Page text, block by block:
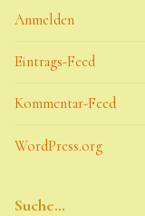
Anmelden
Eintrags-Feed
Kommentar-Feed
WordPress.org
Suche…